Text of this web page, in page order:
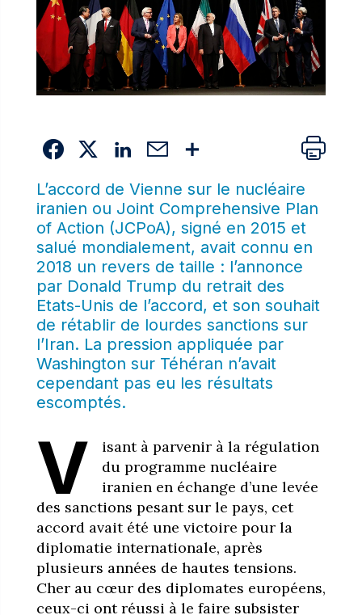
L’accord de Vienne sur le nucléaire
iranien ou Joint Comprehensive Plan
of Action (JCPoA), signé en 2015 et
salué mondialement, avait connu en
2018 un revers de taille : l’annonce
par Donald Trump du retrait des
Etats-Unis de l’accord, et son souhait
de rétablir de lourdes sanctions sur
l’Iran. La pression appliquée par
Washington sur Téhéran n’avait
cependant pas eu les résultats
escomptés.
V
isant à parvenir à la régulation
du programme nucléaire
iranien en échange d’une levée
des sanctions pesant sur le pays, cet
accord avait été une victoire pour la
diplomatie internationale, après
plusieurs années de hautes tensions.
Cher au cœur des diplomates européens,
ceux-ci ont réussi à le faire subsister